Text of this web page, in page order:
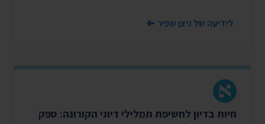
לידיעה של ניצן שפיר
חיות בדיון לחשיפת תמלילי דיוני הקורונה: ספק